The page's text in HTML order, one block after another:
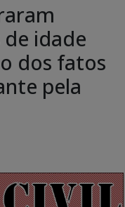
idade
dos fatos
pela